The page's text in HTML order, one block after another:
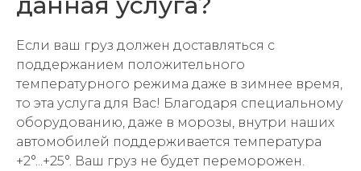
Тарифы
География доставок
Если ваш груз должен доставляться с
поддержанием положительного
температурного режима даже в зимнее время,
то эта услуга для Вас! Благодаря специальному
оборудованию, даже в морозы, внутри наших
автомобилей поддерживается температура
+2°...+25°. Ваш груз не будет переморожен.